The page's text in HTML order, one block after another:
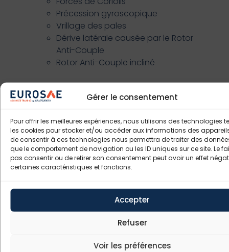
Gérer le consentement
Pour offrir les meilleures expériences, nous utilisons des technologies
les cookies pour stocker et/ou accéder aux informations des
de consentir à ces technologies nous permettra de traiter des
que le comportement de navigation ou les ID uniques sur ce site. Le
pas consentir ou de retirer son consentement peut avoir un effet
certaines caractéristiques et fonctions.
Accepter
Refuser
Voir les préférences
Précession gyroscopique
Vrillage des pales
Dérive latérale causée par le Rotor
Anti-Couple
Rotor Anti-Couple incliné
Bulletin d'inscription (à remplir)
Nous contacter